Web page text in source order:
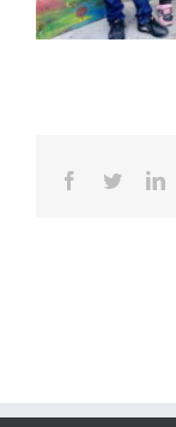
Facebook
Twitter